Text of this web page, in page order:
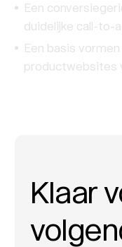
Een
duidelijke call-to-
Een basis
productwebsites
Klaar